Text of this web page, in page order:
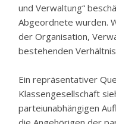
und Verwaltung“
Abgeordnete wurden.
der Organisation,
bestehenden
Ein repräsentativer
Klassengesellschaft
parteiunabhängigen